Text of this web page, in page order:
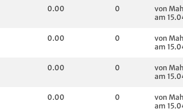
0.00 0
von
am
0.00 0
von
am
0.00 0
von
am
0.00 0
von
am